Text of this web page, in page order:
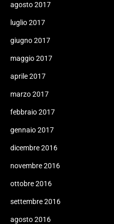
agosto 2017
luglio 2017
giugno 2017
maggio 2017
aprile 2017
marzo 2017
febbraio 2017
gennaio 2017
dicembre 2016
novembre 2016
ottobre 2016
settembre 2016
agosto 2016